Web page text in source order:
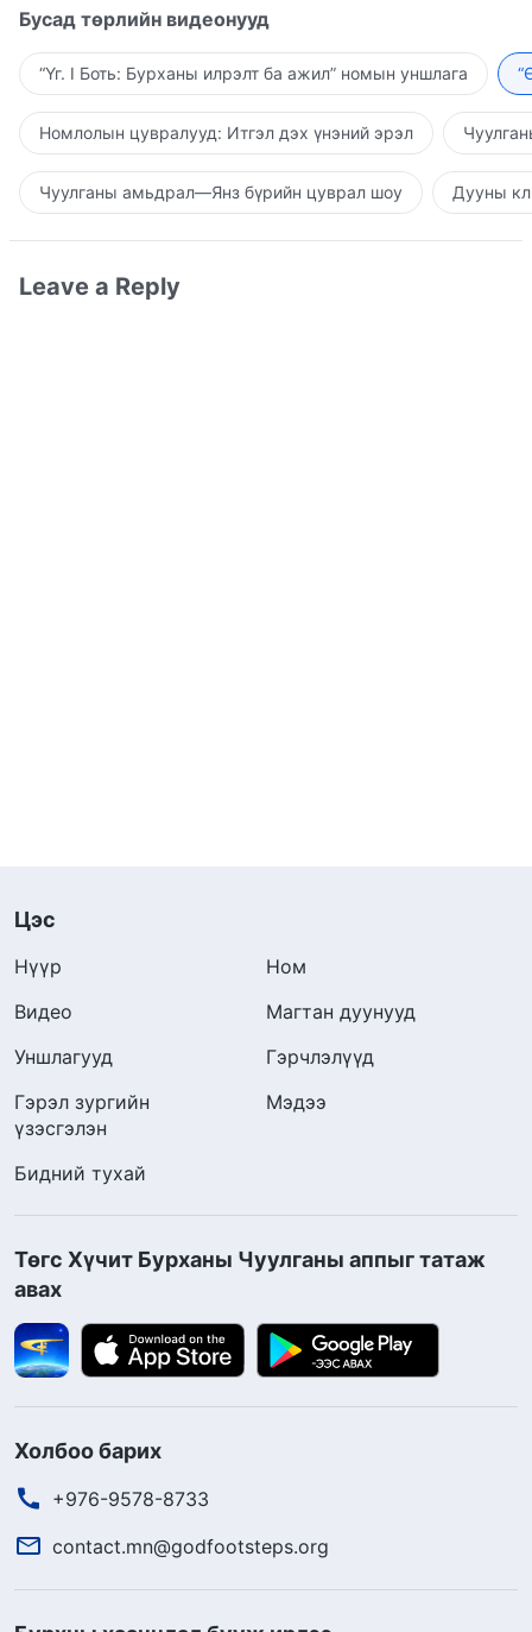
Бусад төрлийн видеонууд
“Үг. I Боть: Бурханы илрэлт ба ажил” номын уншлага
Номлолын цувралууд: Итгэл дэх үнэний эрэл
Чуулганы амьдрал—Янз бүрийн цуврал шоу Дууны
Leave a Reply
Цэс
Нүүр
Ном
Видео
Магтан дуунууд
Уншлагууд
Гэрчлэлүүд
Гэрэл зургийн
үзэсгэлэн
Мэдээ
Бидний тухай
Төгс Хүчит Бурханы Чуулганы аппыг татаж
авах
Холбоо барих
+976-9578-8733
contact.mn@godfootsteps.org